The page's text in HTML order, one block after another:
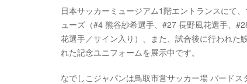
日本サッカーミュージアム1階エントランスにて
ューズ（#4 熊谷紗希選手、#27 長野風花選手、
花選手／サイン入り）、また、試合後に行われた
れた記念ユニフォームを展示中です。
なでしこジャパンは鳥取市営サッカー場 バードス